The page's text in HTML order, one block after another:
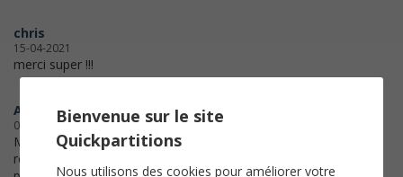
chris
15-04-2021
merci super !!!
Amarie
01-12-2020
Merci beaucoup pour votre
réponse rapide et de m'avoir
Bienvenue sur le site
Quickpartitions
Nous utilisons des cookies pour améliorer votre